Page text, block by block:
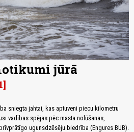
jūrā
sniegta jahtai, kas aptuveni piecu kilometru
vadības spējas pēc masta nolūšanas,
ugunsdzēsēju biedrība (Engures BUB).